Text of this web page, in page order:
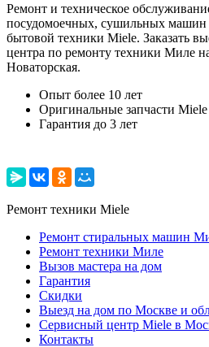
Ремонт и техническое
посудомоечных, сушильных машин
бытовой техники Miele. Заказать
центра по ремонту техники Миле
Новаторская.
Опыт более 10 лет
Оригинальные запчасти Miele
Гарантия до 3 лет
Ремонт техники Miele
Ремонт стиральных машин
Ремонт техники Миле
Вызов мастера на дом
Гарантия
Скидки
Выезд на дом по Москве и
Сервисный центр Miele в
Контакты